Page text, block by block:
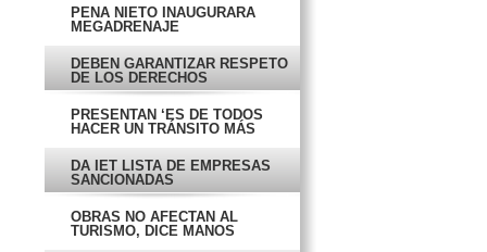
PEÑA NIETO INAUGURARÁ
MEGADRENAJE
DEBEN GARANTIZAR RESPETO
DE LOS DERECHOS
PRESENTAN ‘ES DE TODOS
HACER UN TRÁNSITO MÁS
DA IET LISTA DE EMPRESAS
SANCIONADAS
OBRAS NO AFECTAN AL
TURISMO, DICE MANOS